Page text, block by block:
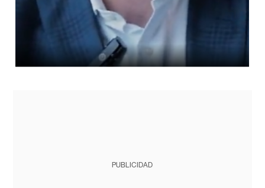
PUBLICIDAD